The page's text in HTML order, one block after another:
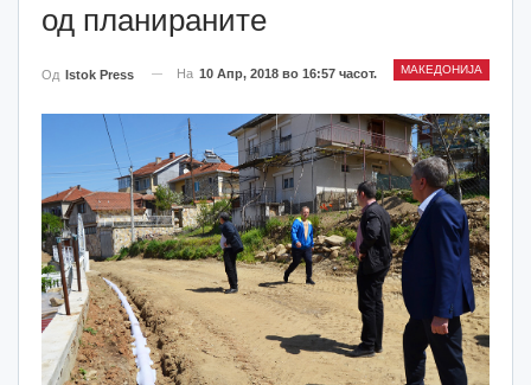
од планираните
МАКЕДОНИЈА
Од Istok Press На 10 Апр, 2018 во 16:57 часот.